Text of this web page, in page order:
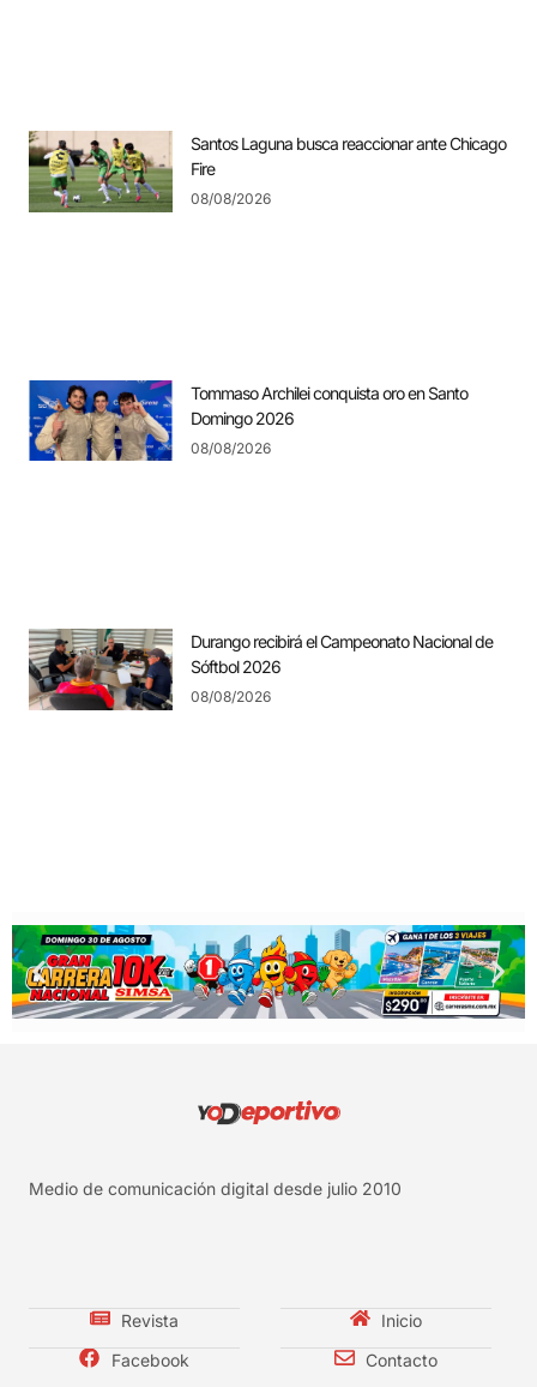
Santos Laguna busca reaccionar ante Chicago
Fire
08/08/2026
Tommaso Archilei conquista oro en Santo
Domingo 2026
08/08/2026
Durango recibirá el Campeonato Nacional de
Sóftbol 2026
08/08/2026
Medio de comunicación digital desde julio 2010
Revista
Facebook
Inicio
Contacto